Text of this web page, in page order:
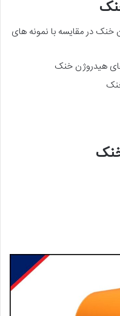
خنک در مقایسه با نمونه های
هیدروژن خنک